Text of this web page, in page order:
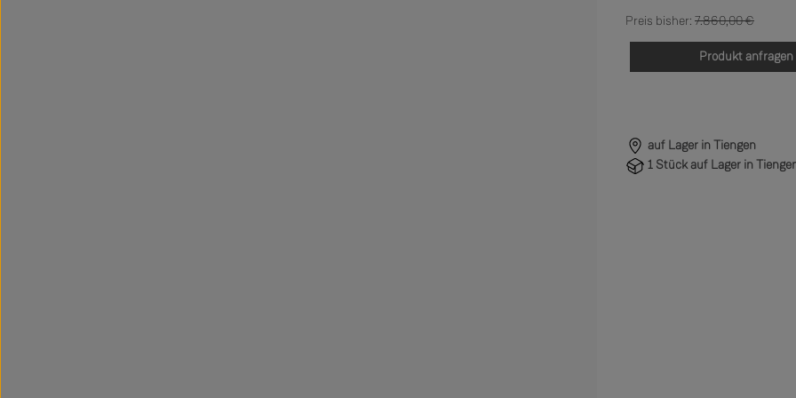
Regulärer Preis:
7.860,00 €
Produkt anfragen
auf Lager in Tiengen
1 Stück auf Lager in